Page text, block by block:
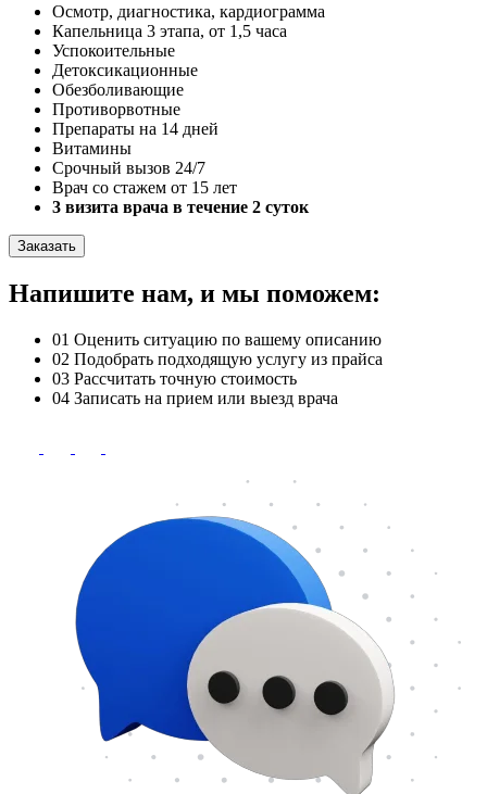
Осмотр, диагностика, кардиограмма
Капельница 3 этапа, от 1,5 часа
Успокоительные
Детоксикационные
Обезболивающие
Противорвотные
Препараты на 14 дней
Витамины
Срочный вызов 24/7
Врач со стажем от 15 лет
3 визита врача в течение 2 суток
Заказать
Напишите нам, и мы поможем:
01 Оценить ситуацию по вашему описанию
02 Подобрать подходящую услугу из прайса
03 Рассчитать точную стоимость
04 Записать на прием или выезд врача